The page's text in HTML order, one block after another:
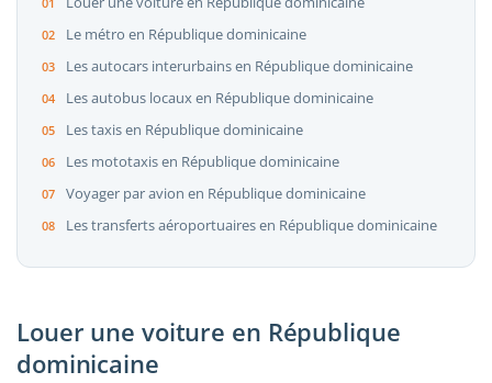
Le métro en République dominicaine
Les autocars interurbains en République dominicaine
Les autobus locaux en République dominicaine
Les taxis en République dominicaine
Les mototaxis en République dominicaine
Voyager par avion en République dominicaine
Les transferts aéroportuaires en République dominicaine
Louer une voiture en République
dominicaine